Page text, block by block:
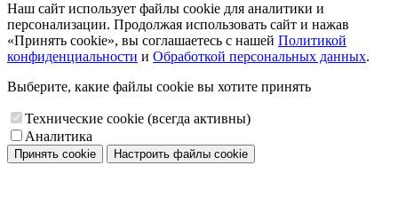
Наш сайт использует файлы cookie для аналитики и
персонализации. Продолжая использовать сайт и нажав
«Принять cookie», вы соглашаетесь с нашей Политикой
конфиденциальности и Обработкой персональных данных.
Выберите, какие файлы cookie вы хотите принять
Технические cookie (всегда активны)
Аналитика
Принять cookie Настроить файлы cookie